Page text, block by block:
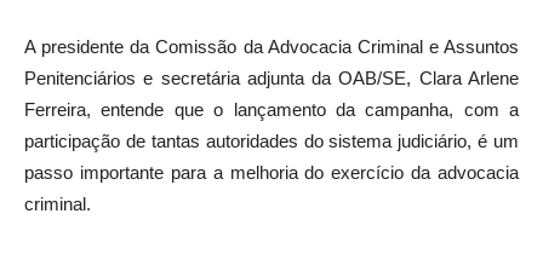
A presidente da Comissão da Advocacia Criminal e Assuntos
Penitenciários e secretária adjunta da OAB/SE, Clara Arlene
Ferreira, entende que o lançamento da campanha, com a
participação de tantas autoridades do sistema judiciário, é um
passo importante para a melhoria do exercício da advocacia
criminal.